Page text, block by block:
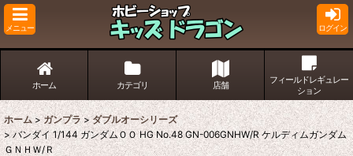
メニュー ログイン
ホーム カテゴリ 店舗
フィールドレギュレー
ション
ホーム > ガンプラ > ダブルオーシリーズ
> バンダイ 1/144 ガンダムＯＯ HG No.48 GN-006GNHW/R ケルディムガンダム
ＧＮＨＷ/Ｒ